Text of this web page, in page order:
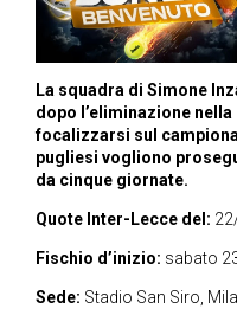
La squadra di Simone
dopo l’eliminazione
focalizzarsi sul
pugliesi vogliono
da cinque giornate.
Quote Inter-Lecce del:
Fischio d’inizio: sabato
Sede: Stadio San Siro,